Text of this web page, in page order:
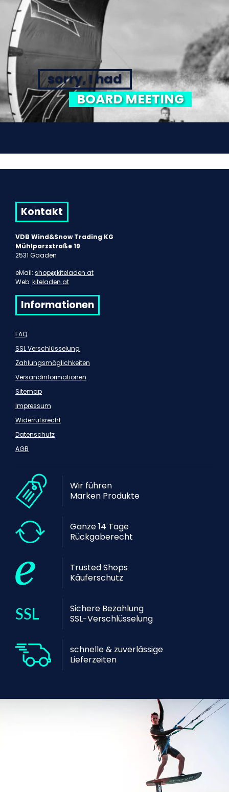
sorry, I had
BOARD MEETING
Kontakt
VDB Wind&Snow Trading KG
Mühlparzstraße 19
2531 Gaaden
eMail: shop@kiteladen.at
Web: kiteladen.at
Informationen
FAQ
SSL Verschlüsselung
Zahlungsmöglichkeiten
Versandinformationen
Sitemap
Impressum
Widerrufsrecht
Datenschutz
AGB
Wir führen
Marken Produkte
Ganze 14 Tage
Rückgaberecht
Trusted Shops
Käuferschutz
Sichere Bezahlung
SSL-Verschlüsselung
schnelle & zuverlässige
Lieferzeiten